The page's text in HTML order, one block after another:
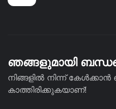
ഞങ്ങളുമായി
നിങ്ങളിൽ നിന്ന്
കാത്തിരിക്കുകയാണ്!